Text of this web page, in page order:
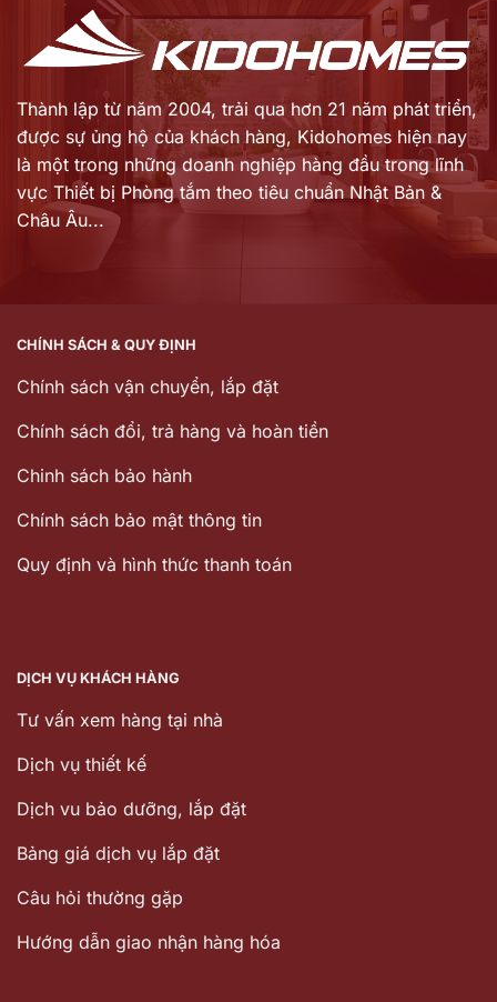
Thành lập từ năm 2004, trải qua hơn 21 năm phát triển,
được sự ủng hộ của khách hàng, Kidohomes hiện nay
là một trong những doanh nghiệp hàng đầu trong lĩnh
vực Thiết bị Phòng tắm theo tiêu chuẩn Nhật Bản &
Châu Âu...
CHÍNH SÁCH & QUY ĐỊNH
Chính sách vận chuyển, lắp đặt
Chính sách đổi, trả hàng và hoàn tiền
Chinh sách bảo hành
Chính sách bảo mật thông tin
Quy định và hình thức thanh toán
DỊCH VỤ KHÁCH HÀNG
Tư vấn xem hàng tại nhà
Dịch vụ thiết kế
Dịch vu bảo dưỡng, lắp đặt
Bảng giá dịch vụ lắp đặt
Câu hỏi thường gặp
Hướng dẫn giao nhận hàng hóa